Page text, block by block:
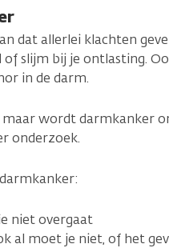
dat allerlei klachten
slijm bij je ontlasting.
in de darm.
maar wordt darmkanker
onderzoek.
niet overgaat
al moet je niet, of het